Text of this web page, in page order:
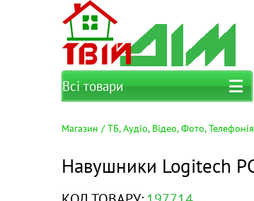
Всі товари
Магазин ТБ, Аудіо, Відео, Фото, Телефонія
Навушники Logitech